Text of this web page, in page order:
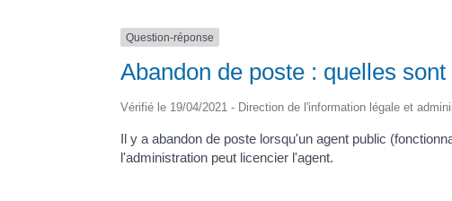
Question-réponse
Abandon de poste : quelles
Vérifié le 19/04/2021 - Direction de l'information légale et
Il y a abandon de poste lorsqu'un agent public
l'administration peut licencier l'agent.